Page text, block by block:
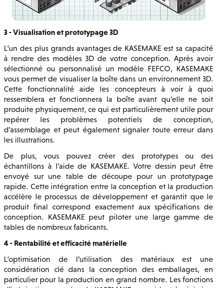
3 - Visualisation et prototypage 3D
L’un des plus grands avantages de KASEMAKE est sa capacité
à rendre des modèles 3D de votre conception. Après avoir
sélectionné ou personnalisé un modèle FEFCO, KASEMAKE
vous permet de visualiser la boîte dans un environnement 3D.
Cette fonctionnalité aide les concepteurs à voir à quoi
ressemblera et fonctionnera la boîte avant qu’elle ne soit
produite physiquement, ce qui est particulièrement utile pour
repérer les problèmes potentiels de conception,
d’assemblage et peut également signaler toute erreur dans
les illustrations.
De plus, vous pouvez créer des prototypes ou des
échantillons à l’aide de KASEMAKE. Votre dessin peut être
envoyé sur une table de découpe pour un prototypage
rapide. Cette intégration entre la conception et la production
accélère le processus de développement et garantit que le
produit final correspond exactement aux spécifications de
conception. KASEMAKE peut piloter une large gamme de
tables de nombreux fabricants.
4 - Rentabilité et efficacité matérielle
L’optimisation de l’utilisation des matériaux est une
considération clé dans la conception des emballages, en
particulier pour la production en grand nombre. Les fonctions